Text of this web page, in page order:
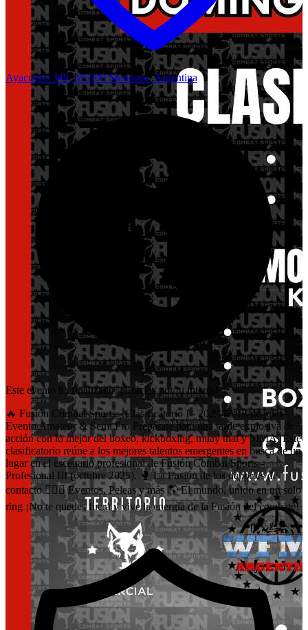
Ayacucho 349, M5500 Mendoza, Argentina
Este evento ha finalizado. ¡Gracias por tu interés!
🔥 Fusión Combat Sports - Clasificatorio I - 2025 📅 13 de julio -
Evento Amateur & Semi Pro Prepárate para una tarde explosiva de
acción con lo mejor del boxeo, kickboxing, muay thai y MMA. Este
clasificatorio reúne a los mejores talentos emergentes en busca de un
lugar en el escenario profesional de Fusión Combat Sports -
Profesional III (octubre 2025). 🥊 La Fusión de los deportes de
contacto 🏋🏽‍♀️ Eventos, Peleas y más 🌎 El mundo, unido en un solo
ring ¡No te quedes fuera y vive la energía de la Fusión del combate!